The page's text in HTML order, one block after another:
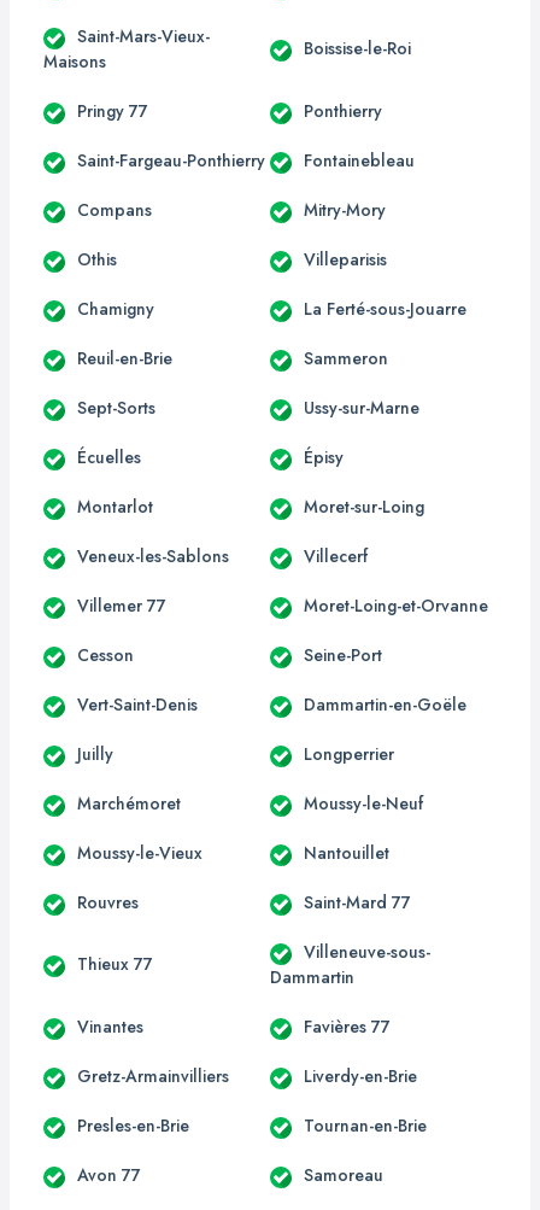
Saint-Mars-Vieux-
Maisons
Boissise-le-Roi
Pringy 77 Ponthierry
Saint-Fargeau-Ponthierry Fontainebleau
Compans Mitry-Mory
Othis Villeparisis
Chamigny La Ferté-sous-Jouarre
Reuil-en-Brie Sammeron
Sept-Sorts Ussy-sur-Marne
Écuelles Épisy
Montarlot Moret-sur-Loing
Veneux-les-Sablons Villecerf
Villemer 77 Moret-Loing-et-Orvanne
Cesson Seine-Port
Vert-Saint-Denis Dammartin-en-Goële
Juilly Longperrier
Marchémoret Moussy-le-Neuf
Moussy-le-Vieux Nantouillet
Rouvres Saint-Mard 77
Thieux 77
Villeneuve-sous-
Dammartin
Vinantes Favières 77
Gretz-Armainvilliers Liverdy-en-Brie
Presles-en-Brie Tournan-en-Brie
Avon 77 Samoreau